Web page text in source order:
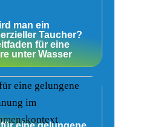
man ein
Taucher?
für eine
unter Wasser